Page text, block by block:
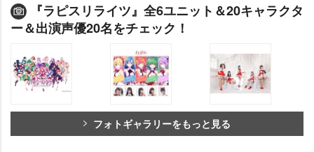
『ラピスリライツ』全6ユニット＆20キャラクタ
ー＆出演声優20名をチェック！
フォトギャラリーをもっと見る